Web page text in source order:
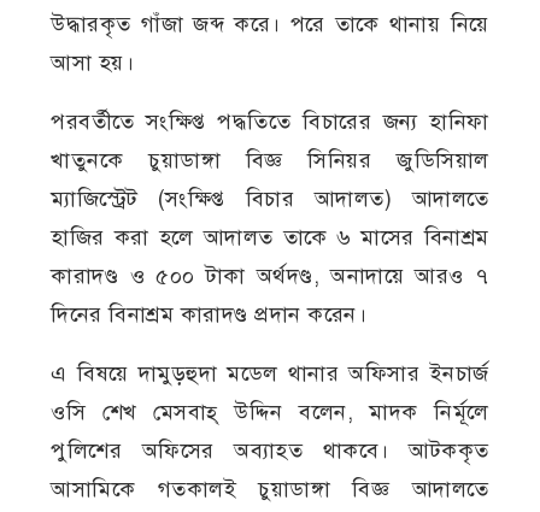
উদ্ধারকৃত গাঁজা জব্দ করে। পরে তাকে থানায় নিয়ে
আসা হয়।
পরবর্তীতে সংক্ষিপ্ত পদ্ধতিতে বিচারের জন্য হানিফা
খাতুনকে চুয়াডাঙ্গা বিজ্ঞ সিনিয়র জুডিসিয়াল
ম্যাজিস্ট্রেট (সংক্ষিপ্ত বিচার আদালত) আদালতে
হাজির করা হলে আদালত তাকে ৬ মাসের বিনাশ্রম
কারাদণ্ড ও ৫০০ টাকা অর্থদণ্ড, অনাদায়ে আরও ৭
দিনের বিনাশ্রম কারাদণ্ড প্রদান করেন।
এ বিষয়ে দামুড়হুদা মডেল থানার অফিসার ইনচার্জ
ওসি শেখ মেসবাহ্ উদ্দিন বলেন, মাদক নির্মূলে
পুলিশের অফিসের অব্যাহত থাকবে। আটককৃত
আসামিকে গতকালই চুয়াডাঙ্গা বিজ্ঞ আদালতে